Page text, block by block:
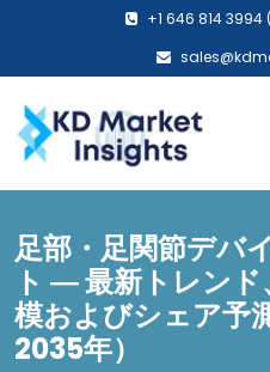
+1 646 814 3994
足部・足関節デバ
ト ― 最新トレン
模およびシェア予
2035年）